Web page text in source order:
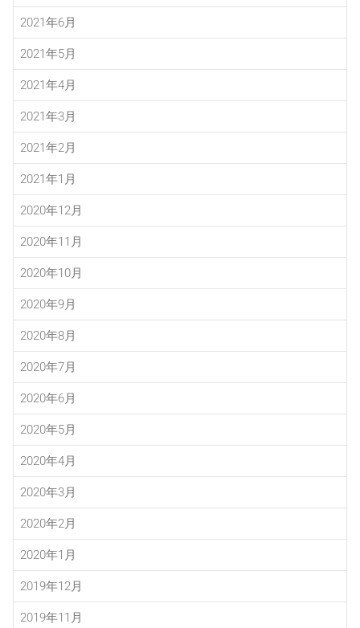
2021年6月
2021年5月
2021年4月
2021年3月
2021年2月
2021年1月
2020年12月
2020年11月
2020年10月
2020年9月
2020年8月
2020年7月
2020年6月
2020年5月
2020年4月
2020年3月
2020年2月
2020年1月
2019年12月
2019年11月